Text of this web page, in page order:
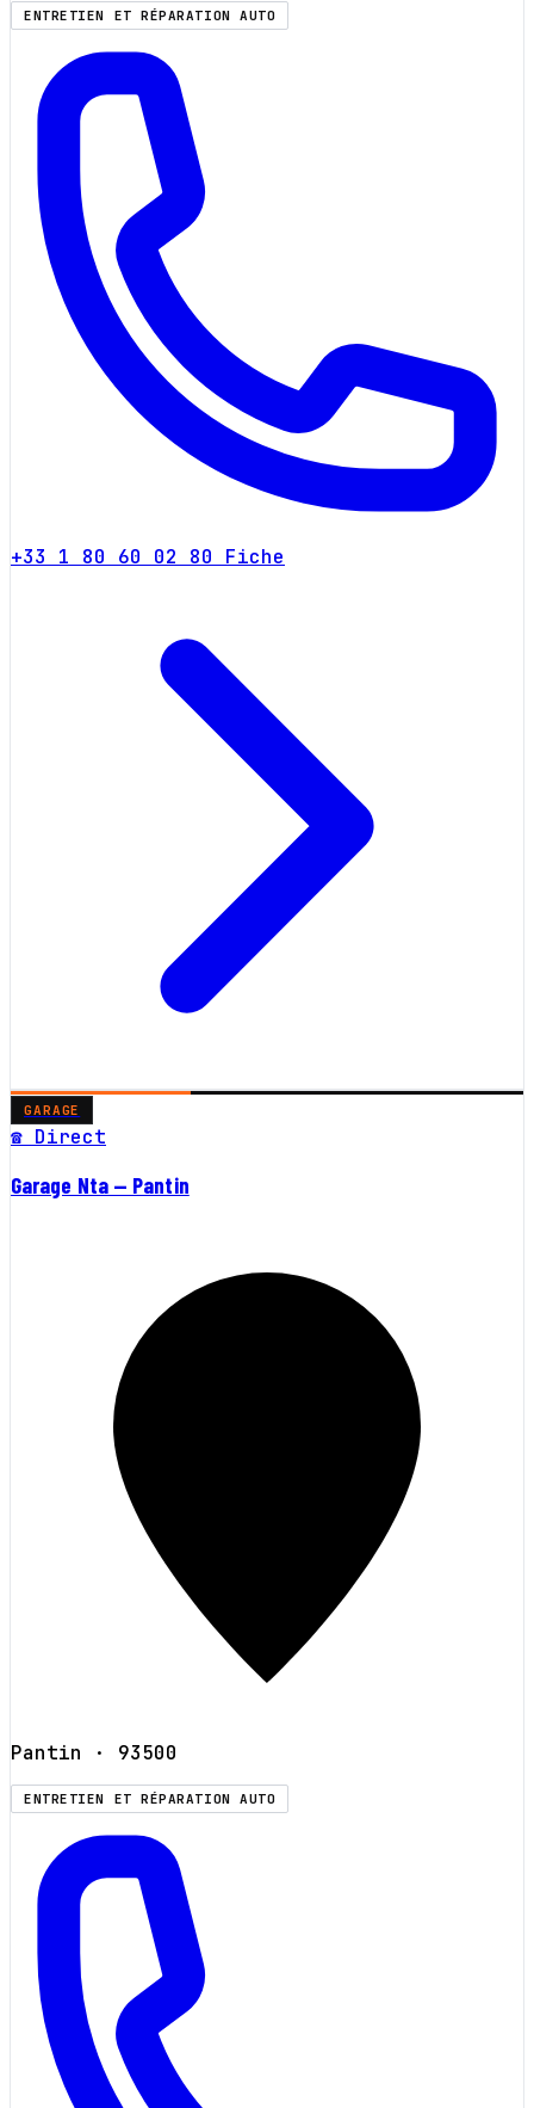
ENTRETIEN ET RÉPARATION AUTO
+33 1 80 60 02 80 Fiche
GARAGE
☎ Direct
Garage Nta — Pantin
Pantin · 93500
ENTRETIEN ET RÉPARATION AUTO